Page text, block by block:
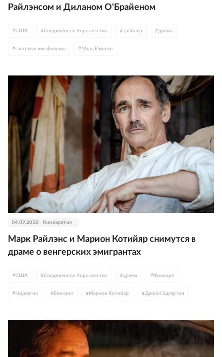
Райлэнсом и Диланом О'Брайеном
#США #Соединенное Королевство #трейлер # драма
#гангстерские фильмы # Марк Райлэнс
04.09.2020 Кинократия
Марк Райлэнс и Марион Котийяр снимутся в
драме о венгерских эмигрантах
#США #Соединенное Королевство # драма #Франция
# Норвегия # Венгрия # Марион Котийяр # Джоэл Эдгертон